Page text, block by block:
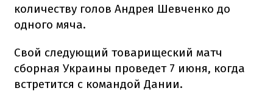
количеству голов Андрея Шевченко до
одного мяча.
Свой следующий товарищеский матч
сборная Украины проведет 7 июня, когда
встретится с командой Дании.